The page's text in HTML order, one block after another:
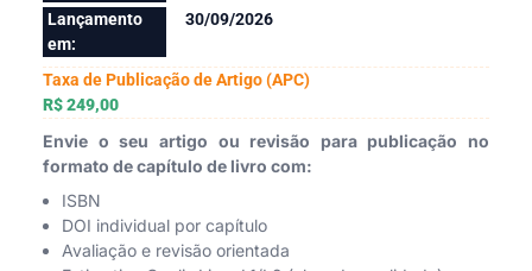
Lançamento
em:
30/09/2026
Taxa de Publicação de Artigo (APC)
R$ 249,00
Envie o seu artigo ou revisão para publicação no
formato de capítulo de livro com:
ISBN
DOI individual por capítulo
Avaliação e revisão orientada